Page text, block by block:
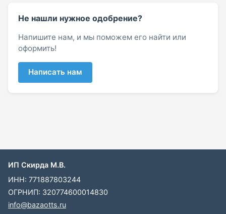
Не нашли нужное одобрение?
Напишите нам, и мы поможем его найти или
оформить!
Написать нам
ИП Скирда М.В.
ИНН: 771887803244
ОГРНИП: 320774600014830
info@bazaotts.ru